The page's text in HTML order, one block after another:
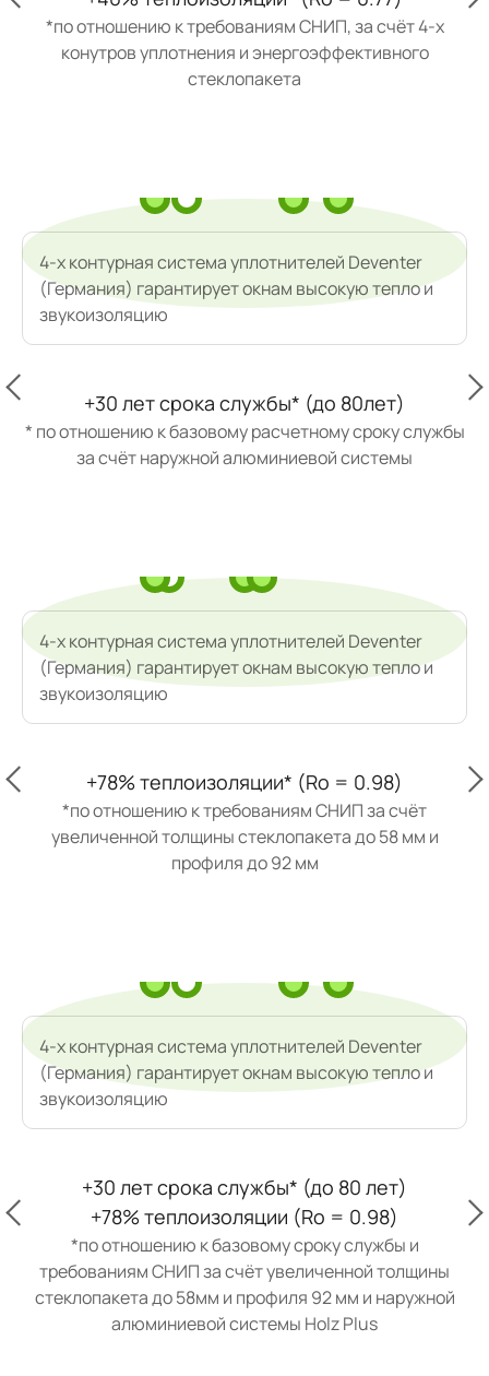
*по отношению к требованиям СНИП, за счёт 4-х
конутров уплотнения и энергоэффективного
стеклопакета
4-х контурная система уплотнителей Deventer
(Германия) гарантирует окнам высокую тепло и
звукоизоляцию
+30 лет срока службы* (до 80лет)
* по отношению к базовому расчетному сроку службы
за счёт наружной алюминиевой системы
4-х контурная система уплотнителей Deventer
(Германия) гарантирует окнам высокую тепло и
звукоизоляцию
+78% теплоизоляции* (Ro = 0.98)
*по отношению к требованиям СНИП за счёт
увеличенной толщины стеклопакета до 58 мм и
профиля до 92 мм
4-х контурная система уплотнителей Deventer
(Германия) гарантирует окнам высокую тепло и
звукоизоляцию
+30 лет срока службы* (до 80 лет)
+78% теплоизоляции (Ro = 0.98)
*по отношению к базовому сроку службы и
требованиям СНИП за счёт увеличенной толщины
стеклопакета до 58мм и профиля 92 мм и наружной
алюминиевой системы Holz Plus